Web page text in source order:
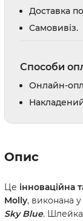
Доставка
Cамовивіз.
Способи
Онлайн-
Опис
Це інноваційна
Molly, виконана
Sky Blue.